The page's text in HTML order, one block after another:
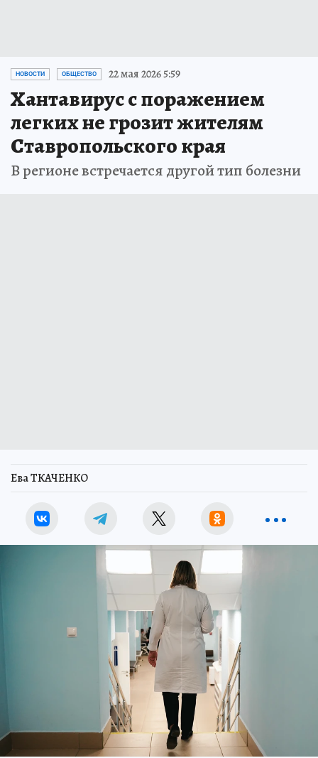
НОВОСТИ ОБЩЕСТВО 22 мая 2026 5:59
Хантавирус с поражением
легких не грозит жителям
Ставропольского края
В регионе встречается другой тип болезни
Ева ТКАЧЕНКО